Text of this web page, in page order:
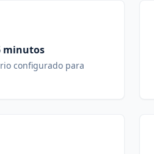
minutos
configurado para